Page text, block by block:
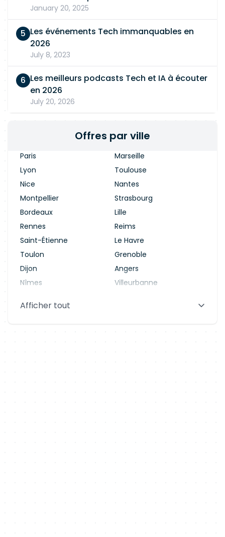
January 20, 2025
Les événements Tech immanquables en
2026
July 8, 2023
Les meilleurs podcasts Tech et IA à écouter
en 2026
July 20, 2026
Offres par ville
Paris
Marseille
Lyon
Toulouse
Nice
Nantes
Montpellier
Strasbourg
Bordeaux
Lille
Rennes
Reims
Saint-Étienne
Le Havre
Toulon
Grenoble
Dijon
Angers
Nîmes
Villeurbanne
Aix-en-Provence
Afficher tout